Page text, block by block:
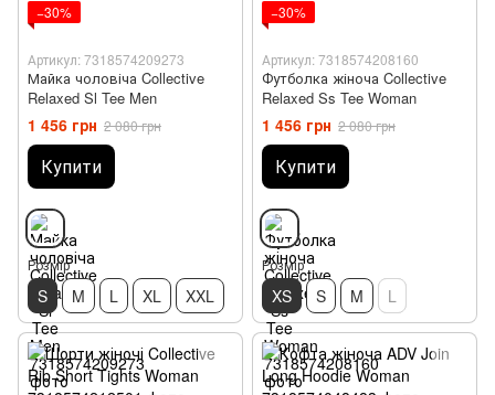
−30%
Артикул: 7318574209273
Майка чоловіча Collective
Relaxed Sl Tee Men
1 456 грн 2 080 грн
Купити
Розмір
S M L XL XXL
−30%
Артикул: 7318574208160
Футболка жіноча Collective
Relaxed Ss Tee Woman
1 456 грн 2 080 грн
Купити
Розмір
XS S M L